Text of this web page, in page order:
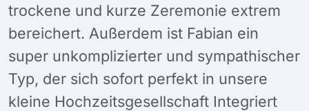
trockene und kurze Zeremonie extrem
bereichert. Außerdem ist Fabian ein
super unkomplizierter und sympathischer
Typ, der sich sofort perfekt in unsere
kleine Hochzeitsgesellschaft Integriert